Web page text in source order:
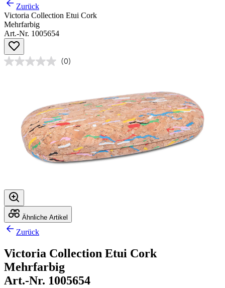
Zurück
Victoria Collection Etui Cork
Mehrfarbig
Art.-Nr. 1005654
(0)
Ähnliche Artikel
Zurück
Victoria Collection Etui Cork
Mehrfarbig
Art.-Nr. 1005654